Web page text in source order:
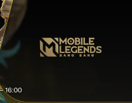
16:00